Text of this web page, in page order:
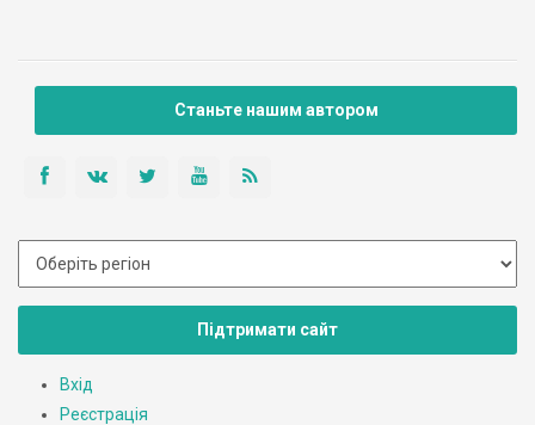
Станьте нашим автором
Підтримати сайт
Вхід
Реєстрація